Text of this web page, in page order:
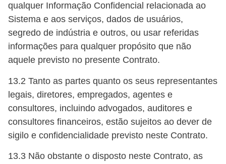
qualquer Informação Confidencial relacionada ao
Sistema e aos serviços, dados de usuários,
segredo de indústria e outros, ou usar referidas
informações para qualquer propósito que não
aquele previsto no presente Contrato.
13.2 Tanto as partes quanto os seus representantes
legais, diretores, empregados, agentes e
consultores, incluindo advogados, auditores e
consultores financeiros, estão sujeitos ao dever de
sigilo e confidencialidade previsto neste Contrato.
13.3 Não obstante o disposto neste Contrato, as